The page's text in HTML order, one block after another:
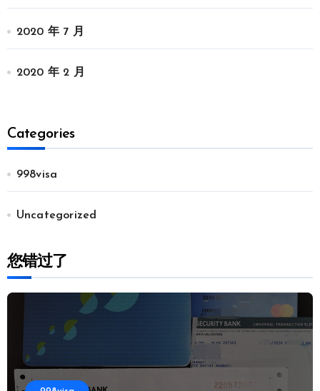
2020 年 7 月
2020 年 2 月
Categories
998visa
Uncategorized
您错过了